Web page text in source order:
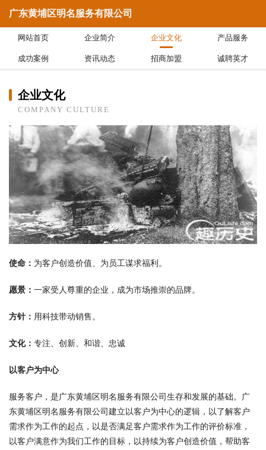
广东黄埔区明名服务有限公司
网站首页 企业简介 企业文化 产品服务
成功案例 资讯动态 招商加盟 诚聘英才
企业文化
COMPANY CULTURE
使命： 为客户创造价值、为员工谋求福利。
愿景： 一家受人尊重的企业，成为市场推崇的品牌。
方针： 用科技带动销售。
文化： 专注、创新、和谐、忠诚
以客户为中心
服务客户，是广东黄埔区明名服务有限公司生存和发展的基础。广
东黄埔区明名服务有限公司建立以客户为中心的逻辑，以了解客户
需求作为工作的起点，以是否满足客户需求作为工作的评价标准，
以客户满意作为我们工作的目标，以持续为客户创造价值，帮助客